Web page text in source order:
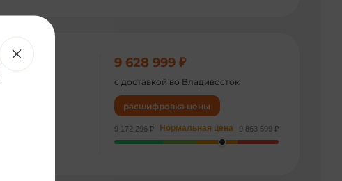
20344007 9 628 999 ₽
с доставкой во Владивосток
расшифровка цены
9 172 296 ₽ Нормальная цена 9 863 599 ₽